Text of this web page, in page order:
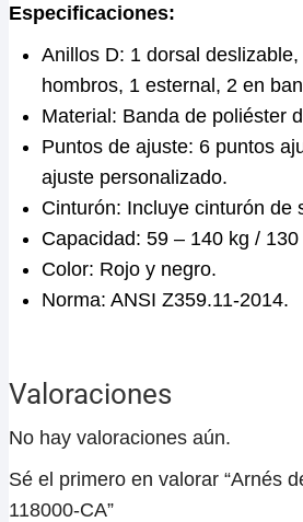
Especificaciones:
Anillos D: 1 dorsal
hombros, 1 esternal, 2 en
Material: Banda de poliéster
Puntos de ajuste: 6 puntos
ajuste personalizado.
Cinturón: Incluye cinturón de
Capacidad: 59 – 140 kg /
Color: Rojo y negro.
Norma: ANSI Z359.11-2014.
Valoraciones
No hay valoraciones aún.
Sé el primero en valorar “Arnés
118000-CA”